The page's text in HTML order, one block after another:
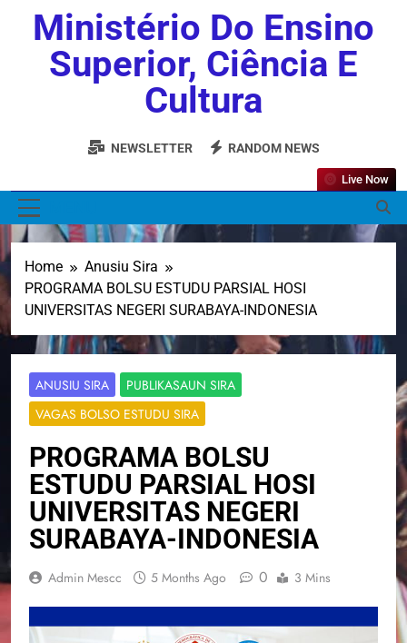
Ministério Do Ensino
Superior, Ciência E
Cultura
NEWSLETTER RANDOM NEWS
Live Now
Home
Anusiu Sira
PROGRAMA BOLSU ESTUDU PARSIAL HOSI
UNIVERSITAS NEGERI SURABAYA-INDONESIA
ANUSIU SIRA
PUBLIKASAUN SIRA
VAGAS BOLSO ESTUDU SIRA
PROGRAMA BOLSU
ESTUDU PARSIAL HOSI
UNIVERSITAS NEGERI
SURABAYA-INDONESIA
Admin Mescc 5 Months Ago 0 3 Mins